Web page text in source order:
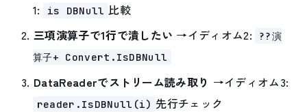
1:
is DBNull 比較
三項演算子で1行で潰したい →イディオム2:
??演
算子+ Convert.IsDBNull
DataReaderでストリーム読み取り →イディオム3:
reader.IsDBNull(i) 先行チェック